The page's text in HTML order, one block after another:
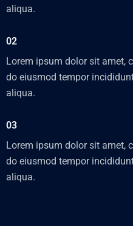
aliqua.
02
Lorem ipsum dolor sit amet,
do eiusmod tempor
aliqua.
03
Lorem ipsum dolor sit amet,
do eiusmod tempor
aliqua.